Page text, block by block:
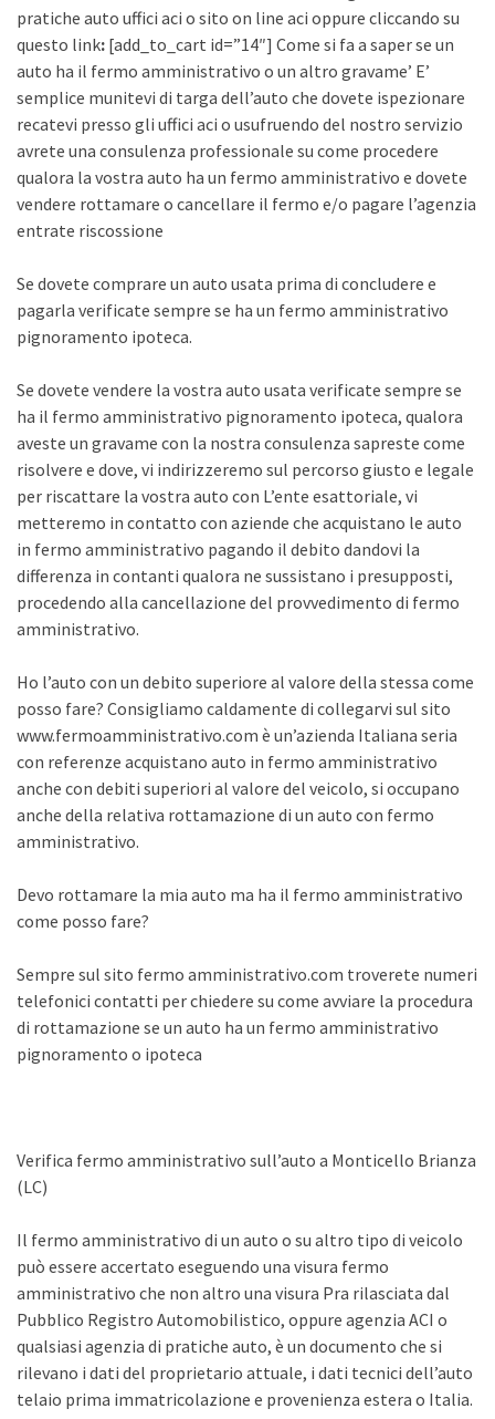
pratiche auto uffici aci o sito on line aci oppure cliccando su
questo link: [add_to_cart id=”14″] Come si fa a saper se un
auto ha il fermo amministrativo o un altro gravame’ E’
semplice munitevi di targa dell’auto che dovete ispezionare
recatevi presso gli uffici aci o usufruendo del nostro servizio
avrete una consulenza professionale su come procedere
qualora la vostra auto ha un fermo amministrativo e dovete
vendere rottamare o cancellare il fermo e/o pagare l’agenzia
entrate riscossione
Se dovete comprare un auto usata prima di concludere e
pagarla verificate sempre se ha un fermo amministrativo
pignoramento ipoteca.
Se dovete vendere la vostra auto usata verificate sempre se
ha il fermo amministrativo pignoramento ipoteca, qualora
aveste un gravame con la nostra consulenza sapreste come
risolvere e dove, vi indirizzeremo sul percorso giusto e legale
per riscattare la vostra auto con L’ente esattoriale, vi
metteremo in contatto con aziende che acquistano le auto
in fermo amministrativo pagando il debito dandovi la
differenza in contanti qualora ne sussistano i presupposti,
procedendo alla cancellazione del provvedimento di fermo
amministrativo.
Ho l’auto con un debito superiore al valore della stessa come
posso fare? Consigliamo caldamente di collegarvi sul sito
www.fermoamministrativo.com è un’azienda Italiana seria
con referenze acquistano auto in fermo amministrativo
anche con debiti superiori al valore del veicolo, si occupano
anche della relativa rottamazione di un auto con fermo
amministrativo.
Devo rottamare la mia auto ma ha il fermo amministrativo
come posso fare?
Sempre sul sito fermo amministrativo.com troverete numeri
telefonici contatti per chiedere su come avviare la procedura
di rottamazione se un auto ha un fermo amministrativo
pignoramento o ipoteca
Verifica fermo amministrativo sull’auto a Monticello Brianza
(LC)
Il fermo amministrativo di un auto o su altro tipo di veicolo
può essere accertato eseguendo una visura fermo
amministrativo che non altro una visura Pra rilasciata dal
Pubblico Registro Automobilistico, oppure agenzia ACI o
qualsiasi agenzia di pratiche auto, è un documento che si
rilevano i dati del proprietario attuale, i dati tecnici dell’auto
telaio prima immatricolazione e provenienza estera o Italia.